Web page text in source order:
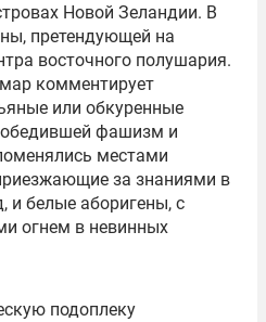
Новой Зеландии. В
претендующей на
восточного полушария.
комментирует
или обкуренные
фашизм и
местами
за знаниями в
и белые аборигены, с
огнем в невинных
подоплеку